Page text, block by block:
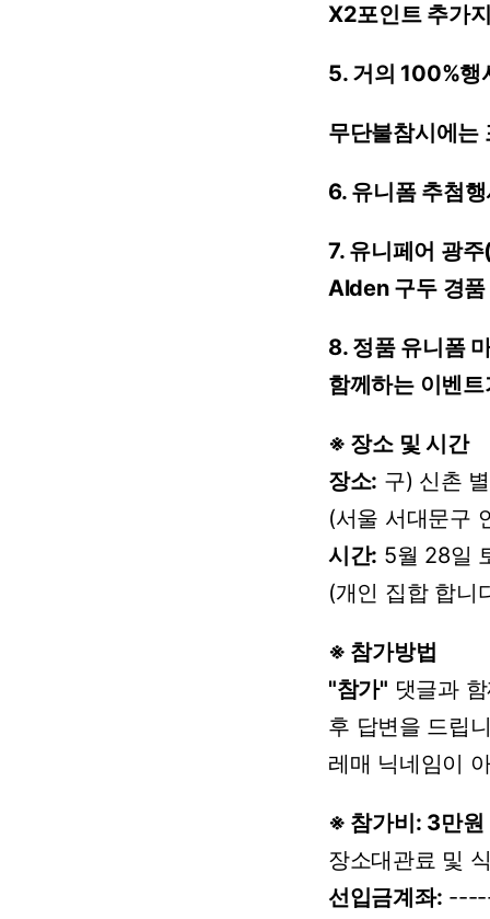
X2포인트추가
5. 거의 100%행
무단불참시에는
6. 유니폼추첨행
7. 유니페어 광주
Alden 구두 경품
8. 정품 유니폼
함께하는 이벤트
※ 장소 및 시간
장소: 구) 신촌
(서울 서대문구
시간: 5월 28일
(개인 집합 합니
※ 참가방법
"참가" 댓글과
후 답변을 드립
레매 닉네임이
※ 참가비: 3만원
장소대관료 및
선입금계좌: